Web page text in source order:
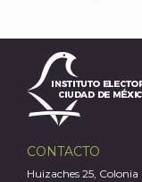
CONTACTO
Huizaches 25,